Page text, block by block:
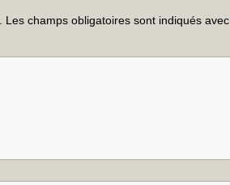
Les champs obligatoires sont indiqués avec